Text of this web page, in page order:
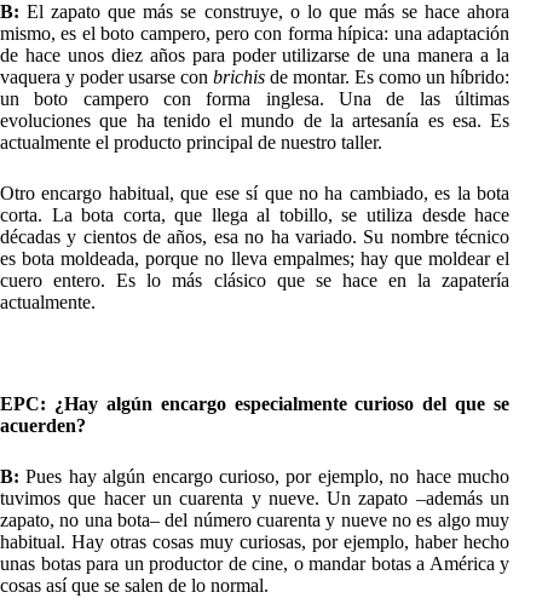
B: El zapato que más se construye, o lo que más se hace ahora
mismo, es el boto campero, pero con forma hípica: una adaptación
de hace unos diez años para poder utilizarse de una manera a la
vaquera y poder usarse conbrichis de montar. Es como un híbrido:
un boto campero con forma inglesa. Una de las últimas
evoluciones que ha tenido el mundo de la artesanía es esa. Es
actualmente el producto principal de nuestro taller.
Otro encargo habitual, que ese sí que no ha cambiado, es la bota
corta. La bota corta, que llega al tobillo, se utiliza desde hace
décadas y cientos de años, esa no ha variado. Su nombre técnico
es bota moldeada, porque no lleva empalmes; hay que moldear el
cuero entero. Es lo más clásico que se hace en la zapatería
actualmente.
EPC: ¿Hay algún encargo especialmente curioso del que se
acuerden?
B: Pues hay algún encargo curioso, por ejemplo, no hace mucho
tuvimos que hacer un cuarenta y nueve. Un zapato –además un
zapato, no una bota– del número cuarenta y nueve no es algo muy
habitual. Hay otras cosas muy curiosas, por ejemplo, haber hecho
unas botas para un productor de cine, o mandar botas a América y
cosas así que se salen de lo normal.